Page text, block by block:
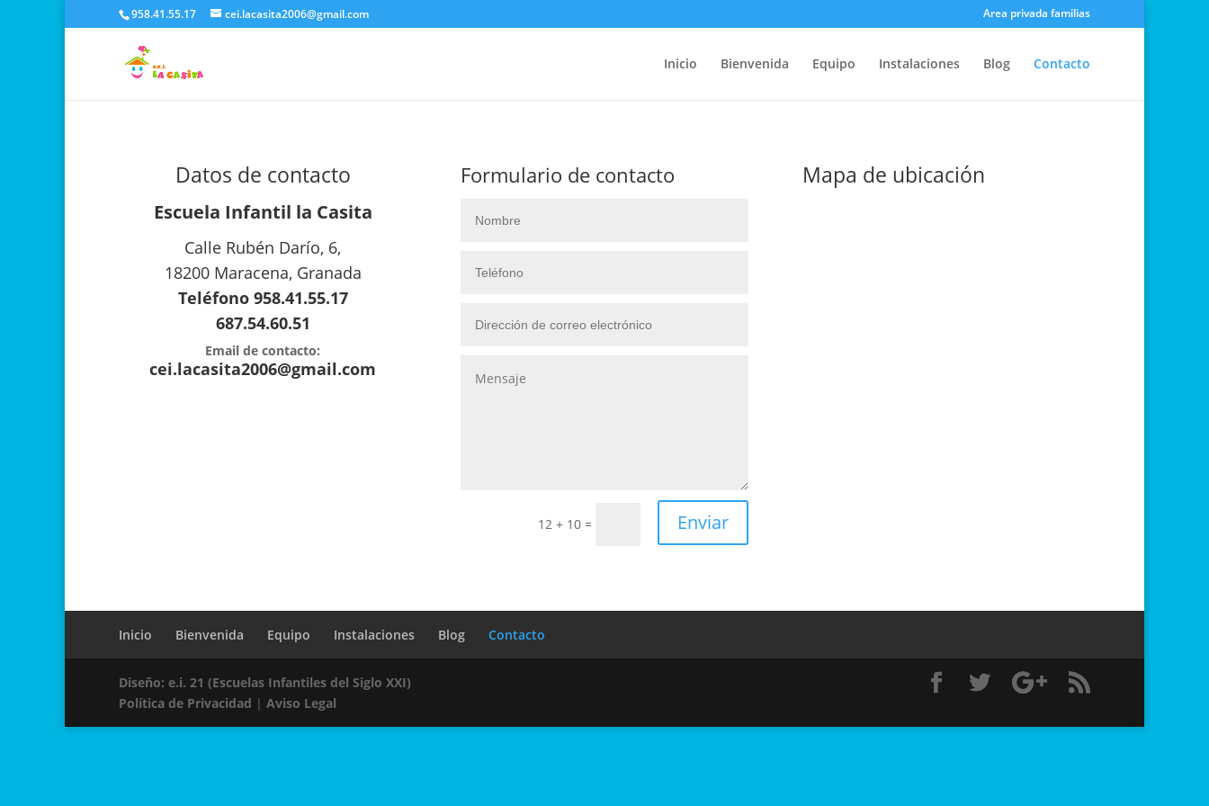
958.41.55.17 cei.lacasita2006@gmail.com Area privada familias
Inicio Bienvenida Equipo Instalaciones Blog Contacto
Datos de contacto
Escuela Infantil la Casita
Calle Rubén Darío, 6,
18200 Maracena, Granada
Teléfono 958.41.55.17
687.54.60.51
Email de contacto:
cei.lacasita2006@gmail.com
Formulario de contacto
12 + 10 = Enviar
Mapa de ubicación
Inicio Bienvenida Equipo Instalaciones Blog Contacto
Diseño: e.i. 21 (Escuelas Infantiles del Siglo XXI)
Política de Privacidad | Aviso Legal